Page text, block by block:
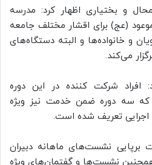
و بختیاری اظهار کرد: مدرسه
(عج) برای اقشار مختلف جامعه
و خانواده‌ها و البته دستگاه‌های
می‌کند.
افراد شرکت کننده در این دوره
که سه دوره ضمن خدمت نیز ویژه
اجرایی تعریف شده است.
برپایی نشست‌های ماهانه دبیران